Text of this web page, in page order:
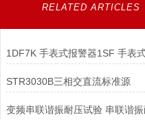
RELATED ARTICLES
1DF7K 手表式报警器1SF 手表
STR3030B三相交直流标准源